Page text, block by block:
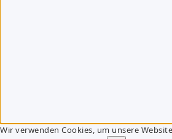
Wir verwenden Cookies, um unsere